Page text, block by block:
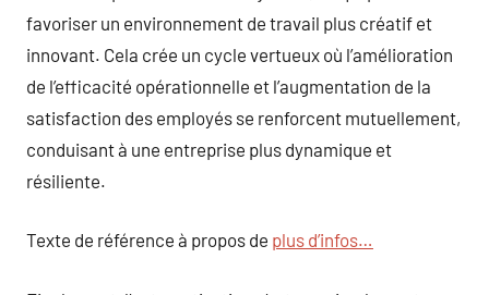
favoriser un environnement de travail plus créatif et
innovant. Cela crée un cycle vertueux où l’amélioration
de l’efficacité opérationnelle et l’augmentation de la
satisfaction des employés se renforcent mutuellement,
conduisant à une entreprise plus dynamique et
résiliente.
Texte de référence à propos de plus d’infos…